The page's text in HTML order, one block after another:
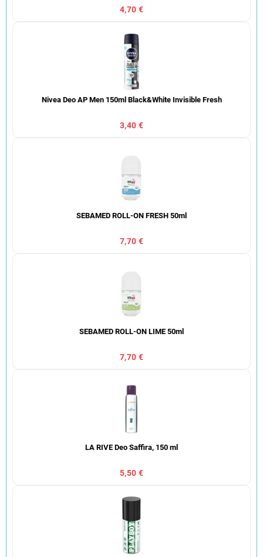
4,70 €
Nivea Deo AP Men 150ml Black&White Invisible Fresh
3,40 €
SEBAMED ROLL-ON FRESH 50ml
7,70 €
SEBAMED ROLL-ON LIME 50ml
7,70 €
LA RIVE Deo Saffira, 150 ml
5,50 €